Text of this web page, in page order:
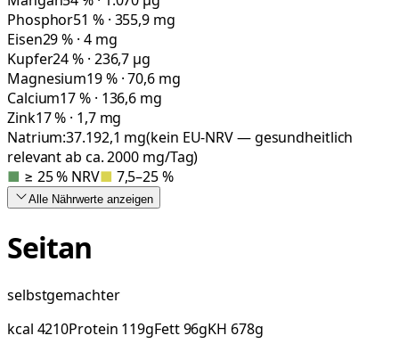
Phosphor51 % · 355,9 mg
Eisen29 % · 4 mg
Kupfer24 % · 236,7 µg
Magnesium19 % · 70,6 mg
Calcium17 % · 136,6 mg
Zink17 % · 1,7 mg
Natrium:37.192,1 mg(kein EU-NRV — gesundheitlich
relevant ab ca. 2000 mg/Tag)
■ ≥ 25 % NRV■ 7,5–25 %
Alle Nährwerte anzeigen
Seitan
selbstgemachter
kcal 4210Protein 119gFett96gKH 678g